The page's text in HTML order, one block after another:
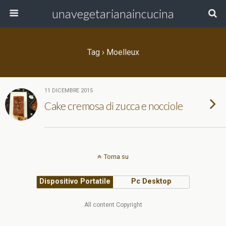
unavegetarianaincucina
Tag › Moelleux
11 DICEMBRE 2015
Cake cremosa di zucca e nocciole
Torna su
Dispositivo Portatile Pc Desktop
All content Copyright